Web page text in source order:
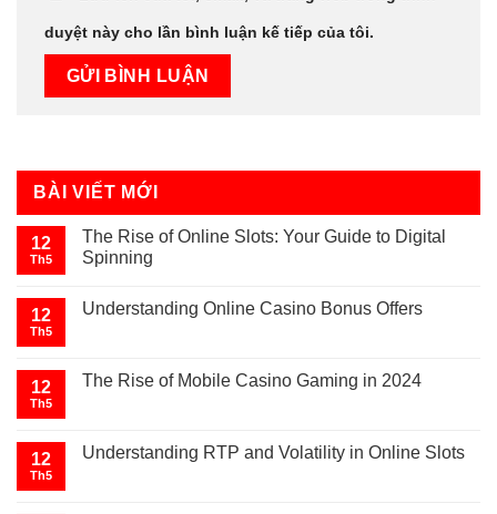
duyệt này cho lần bình luận kế tiếp của tôi.
BÀI VIẾT MỚI
12
Th5
The Rise of Online Slots: Your Guide to Digital
Spinning
12
Th5
Understanding Online Casino Bonus Offers
12
Th5
The Rise of Mobile Casino Gaming in 2024
12
Th5
Understanding RTP and Volatility in Online Slots